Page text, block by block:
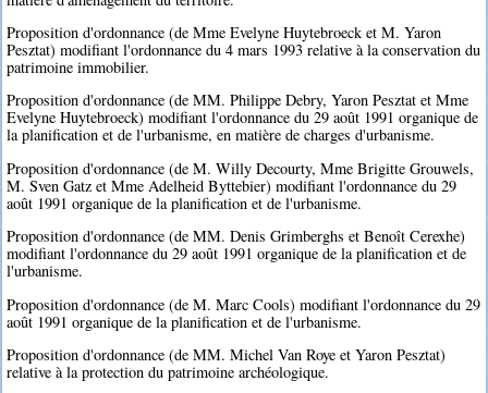
Proposition d'ordonnance (de Mme Evelyne Huytebroeck et M. Yaron
Pesztat) modifiant l'ordonnance du 4 mars 1993 relative à la conservation du
patrimoine immobilier.
Proposition d'ordonnance (de MM. Philippe Debry, Yaron Pesztat et Mme
Evelyne Huytebroeck) modifiant l'ordonnance du 29 août 1991 organique de
la planification et de l'urbanisme, en matière de charges d'urbanisme.
Proposition d'ordonnance (de M. Willy Decourty, Mme Brigitte Grouwels,
M. Sven Gatz et Mme Adelheid Byttebier) modifiant l'ordonnance du 29
août 1991 organique de la planification et de l'urbanisme.
Proposition d'ordonnance (de MM. Denis Grimberghs et Benoît Cerexhe)
modifiant l'ordonnance du 29 août 1991 organique de la planification et de
l'urbanisme.
Proposition d'ordonnance (de M. Marc Cools) modifiant l'ordonnance du 29
août 1991 organique de la planification et de l'urbanisme.
Proposition d'ordonnance (de MM. Michel Van Roye et Yaron Pesztat)
relative à la protection du patrimoine archéologique.